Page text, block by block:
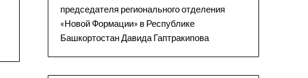
председателя регионального отделения
«Новой Формации» в Республике
Башкортостан Давида Гаптракипова